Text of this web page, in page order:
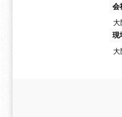
会
現
大